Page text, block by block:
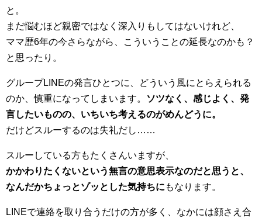
と。
まだ悩むほど親密ではなく深入りもしてはないけれど、
ママ歴6年の今さらながら、こういうことの延長なのかも？
と思ったり。
グループLINEの発言ひとつに、どういう風にとらえられる
のか、慎重になってしまいます。
ソツなく、感じよく、発
言したいものの、いちいち考えるのがめんどうに。
だけどスルーするのは失礼だし……
スルーしている方もたくさんいますが、
かかわりたくないという無言の意思表示なのだと思うと、
なんだかちょっとゾッとした気持ちに もなります。
LINEで連絡を取り合うだけの方が多く、なかには顔さえ合